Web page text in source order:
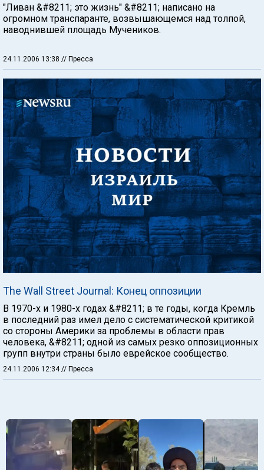
"Ливан &#8211; это жизнь" &#8211; написано на
огромном транспаранте, возвышающемся над толпой,
наводнившей площадь Мучеников.
24.11.2006 13:38 // Пресса
The Wall Street Journal: Конец оппозиции
В 1970-х и 1980-х годах &#8211; в те годы, когда Кремль
в последний раз имел дело с систематической критикой
со стороны Америки за проблемы в области прав
человека, &#8211; одной из самых резко оппозиционных
групп внутри страны было еврейское сообщество.
24.11.2006 12:34 // Пресса